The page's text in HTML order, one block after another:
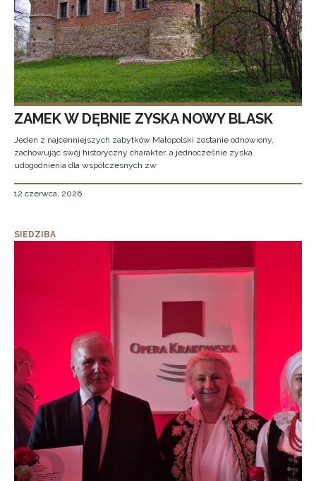
ZAMEK W DĘBNIE ZYSKA NOWY BLASK
Jeden z najcenniejszych zabytków Małopolski zostanie odnowiony,
zachowując swój historyczny charakter, a jednocześnie zyska
udogodnienia dla współczesnych zw
12 czerwca, 2026
SIEDZIBA